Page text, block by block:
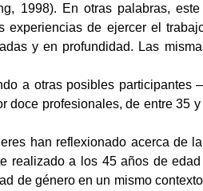
1998). En otras palabras,
de ejercer el
y en profundidad. Las
a otras posibles participantes
doce profesionales, de entre 35
han reflexionado acerca de
realizado a los 45 años de
de género en un mismo